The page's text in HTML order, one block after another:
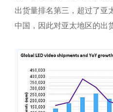
出货量排名第三，超过了亚
中国，因此对亚太地区的出